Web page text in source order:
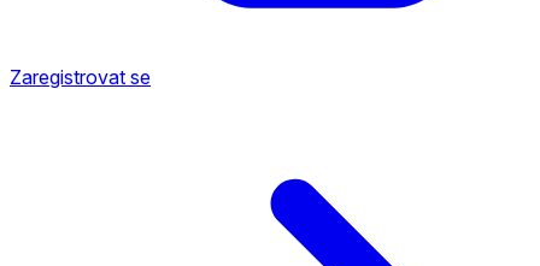
Zaregistrovat se